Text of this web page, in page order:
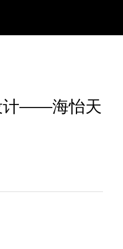
计——海怡天